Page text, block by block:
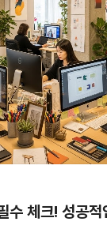
수 체크! 성공